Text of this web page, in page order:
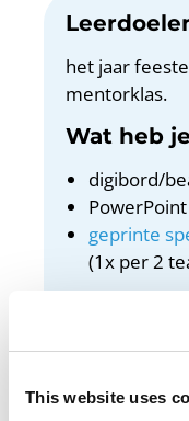
This website uses
het jaar
mentorklas.
Wat heb
digibord/
geprinte
(1x per 2
50 min.